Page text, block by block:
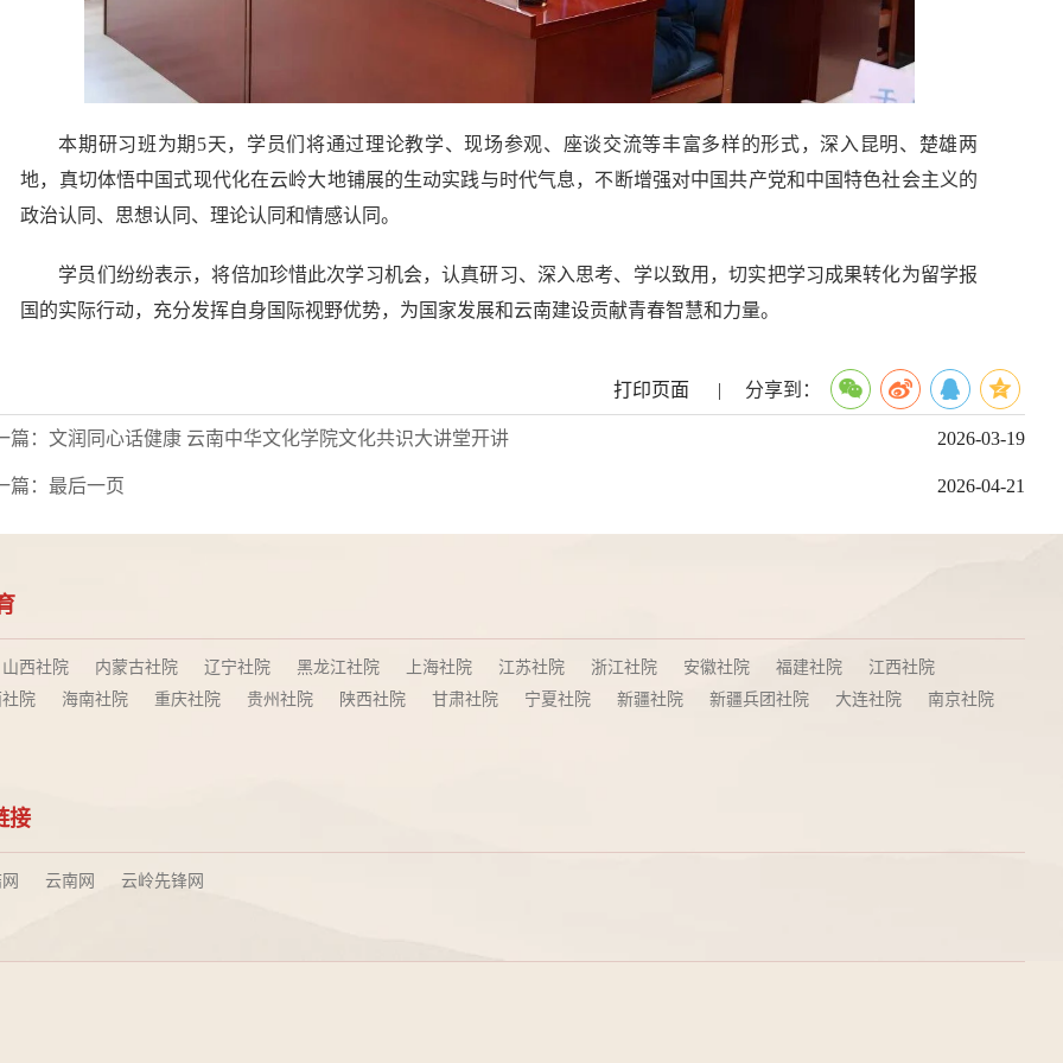
本期研习班为期5天，学员们将通过理论教学、现场参观、座谈交流等丰富多样的形式，深入昆明、楚雄两
地，真切体悟中国式现代化在云岭大地铺展的生动实践与时代气息，不断增强对中国共产党和中国特色社会主义的
政治认同、思想认同、理论认同和情感认同。
学员们纷纷表示，将倍加珍惜此次学习机会，认真研习、深入思考、学以致用，切实把学习成果转化为留学报
国的实际行动，充分发挥自身国际视野优势，为国家发展和云南建设贡献青春智慧和力量。
打印页面 | 分享到：
篇：文润同心话健康 云南中华文化学院文化共识大讲堂开讲 2026-03-19
篇：最后一页 2026-04-21
山西社院 内蒙古社院 辽宁社院 黑龙江社院 上海社院 江苏社院 浙江社院 安徽社院 福建社院
江西社院
院
海南社院 重庆社院 贵州社院 陕西社院 甘肃社院 宁夏社院 新疆社院 新疆兵团社院 大连社院 南京社院
接
云南网 云岭先锋网